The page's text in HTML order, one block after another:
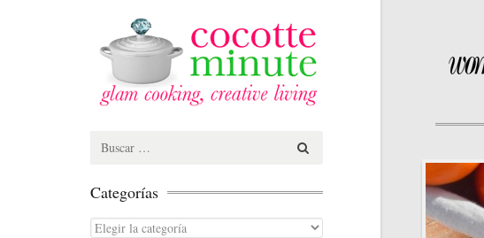
Search
Categorías
Categorías